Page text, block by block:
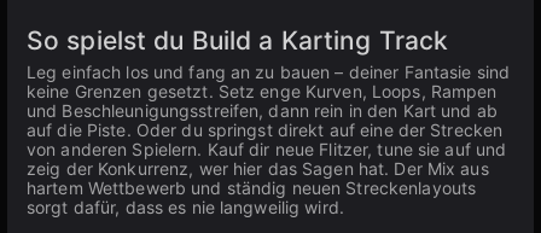
So spielst du Build a Karting Track
Leg einfach los und fang an zu bauen – deiner Fantasie sind
keine Grenzen gesetzt. Setz enge Kurven, Loops, Rampen
und Beschleunigungsstreifen, dann rein in den Kart und ab
auf die Piste. Oder du springst direkt auf eine der Strecken
von anderen Spielern. Kauf dir neue Flitzer, tune sie auf und
zeig der Konkurrenz, wer hier das Sagen hat. Der Mix aus
hartem Wettbewerb und ständig neuen Streckenlayouts
sorgt dafür, dass es nie langweilig wird.